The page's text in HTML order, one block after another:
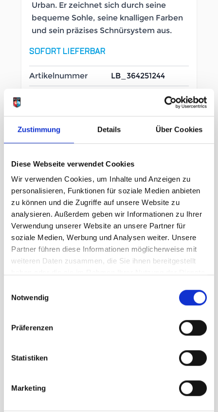
Zustimmung Details Über Cookies
Diese Webseite verwendet Cookies
Wir verwenden Cookies, um Inhalte und Anzeigen zu
personalisieren, Funktionen für soziale Medien anbieten
zu können und die Zugriffe auf unsere Website zu
analysieren. Außerdem geben wir Informationen zu Ihrer
Verwendung unserer Website an unsere Partner für
soziale Medien, Werbung und Analysen weiter. Unsere
Partner führen diese Informationen möglicherweise mit
weiteren Daten zusammen, die Sie ihnen bereitgestellt
Notwendig
Präferenzen
Statistiken
Marketing
Urban. Er zeichnet sich durch seine
bequeme Sohle, seine knalligen Farben
und sein präzises Schnürsystem aus.
SOFORT LIEFERBAR
Artikelnummer LB_364251244
Größe
unser Preis ab:159,95 €
Menge
Vibram Sohle für besten Grip und
Wasserabweisendes Suede Leder mit